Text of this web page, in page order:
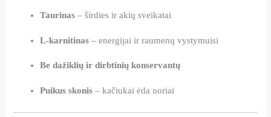
Taurinas – širdies ir akių sveikatai
L-karnitinas – energijai ir raumenų vystymuisi
Be dažiklių ir dirbtinių konservantų
Puikus skonis – kačiukai ėda noriai